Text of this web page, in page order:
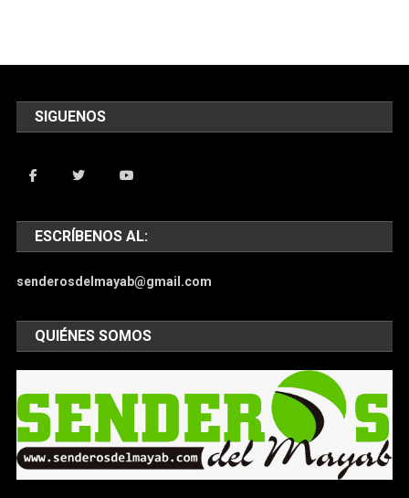
SIGUENOS
ESCRÍBENOS AL:
senderosdelmayab@gmail.com
QUIÉNES SOMOS